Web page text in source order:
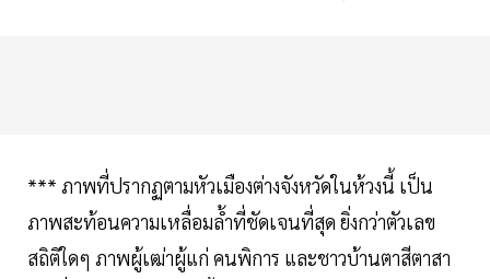
*** ภาพที่ปรากฏตามหัวเมืองต่างจังหวัดในห้วงนี้ เป็น
ภาพสะท้อนความเหลื่อมลํ้าที่ชัดเจนที่สุด ยิ่งกว่าตัวเลข
สถิติใดๆ ภาพผู้เฒ่าผู้แก่ คนพิการ และชาวบ้านตาสีตาสา